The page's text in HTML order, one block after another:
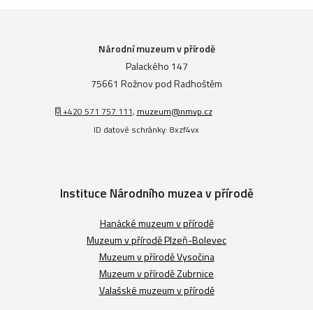
Národní muzeum v přírodě
Palackého 147
75661 Rožnov pod Radhoštěm
+420 571 757 111, muzeum@nmvp.cz
ID datové schránky: 8xzf4vx
Instituce Národního muzea v přírodě
Hanácké muzeum v přírodě
Muzeum v přírodě Plzeň-Bolevec
Muzeum v přírodě Vysočina
Muzeum v přírodě Zubrnice
Valašské muzeum v přírodě